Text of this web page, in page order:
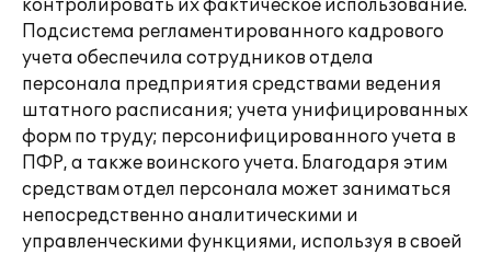
контролировать их фактическое использование.
Подсистема регламентированного кадрового
учета обеспечила сотрудников отдела
персонала предприятия средствами ведения
штатного расписания; учета унифицированных
форм по труду; персонифицированного учета в
ПФР, а также воинского учета. Благодаря этим
средствам отдел персонала может заниматься
непосредственно аналитическими и
управленческими функциями, используя в своей